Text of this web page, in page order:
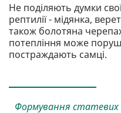
Не поділяють думки
рептилії - мідянка,
також болотяна
потепління може
постраждають самці.
Формування статевих